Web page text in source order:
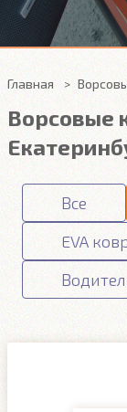
Главная
Ворсовые
Все
EVA